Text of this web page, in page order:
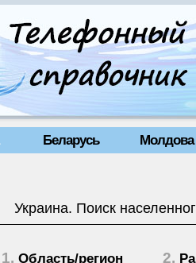
Беларусь Молдова
Украина. Поиск
1. Область/регион 2.